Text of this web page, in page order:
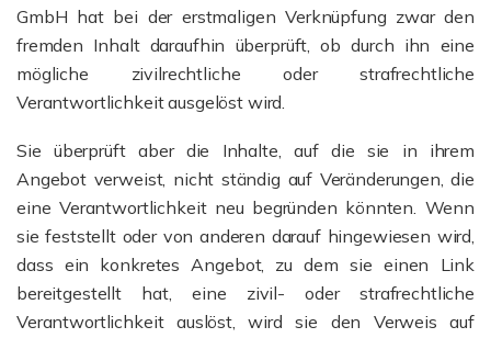
GmbH hat bei der erstmaligen Verknüpfung zwar den
fremden Inhalt daraufhin überprüft, ob durch ihn eine
mögliche zivilrechtliche oder strafrechtliche
Verantwortlichkeit ausgelöst wird.
Sie überprüft aber die Inhalte, auf die sie in ihrem
Angebot verweist, nicht ständig auf Veränderungen, die
eine Verantwortlichkeit neu begründen könnten. Wenn
sie feststellt oder von anderen darauf hingewiesen wird,
dass ein konkretes Angebot, zu dem sie einen Link
bereitgestellt hat, eine zivil- oder strafrechtliche
Verantwortlichkeit auslöst, wird sie den Verweis auf